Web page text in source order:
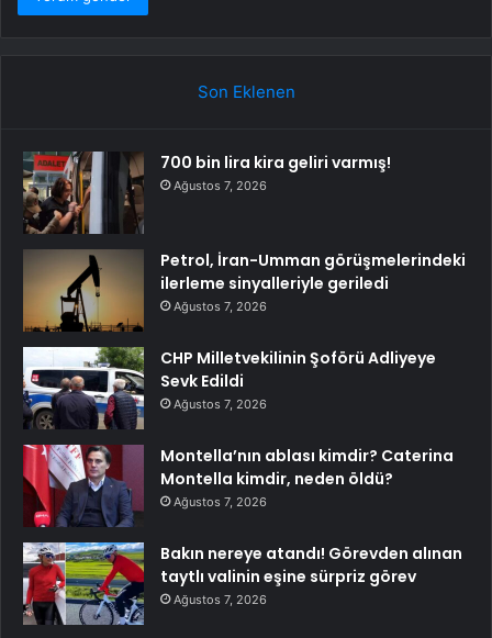
Son Eklenen
700 bin lira kira geliri varmış!
Ağustos 7, 2026
Petrol, İran-Umman görüşmelerindeki
ilerleme sinyalleriyle geriledi
Ağustos 7, 2026
CHP Milletvekilinin Şoförü Adliyeye
Sevk Edildi
Ağustos 7, 2026
Montella’nın ablası kimdir? Caterina
Montella kimdir, neden öldü?
Ağustos 7, 2026
Bakın nereye atandı! Görevden alınan
taytlı valinin eşine sürpriz görev
Ağustos 7, 2026